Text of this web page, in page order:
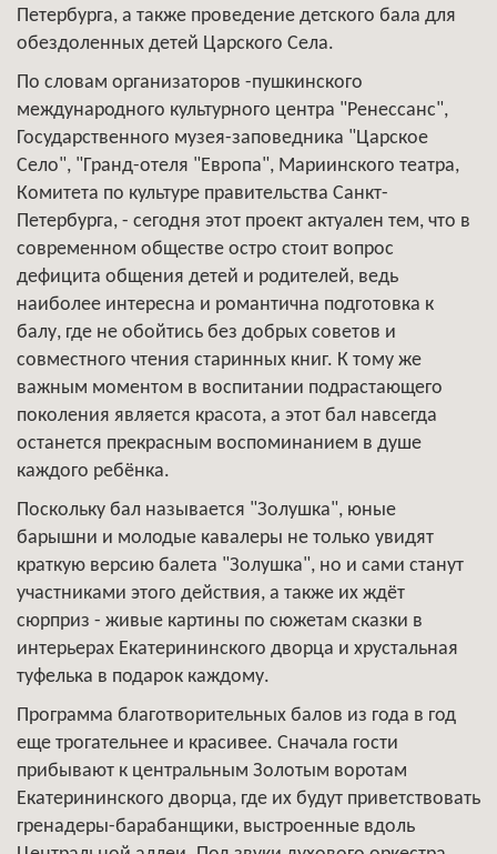
Петербурга, а также проведение детского бала для
обездоленных детей Царского Села.
По словам организаторов -пушкинского
международного культурного центра "Ренессанс",
Государственного музея-заповедника "Царское
Село", "Гранд-отеля "Европа", Мариинского театра,
Комитета по культуре правительства Санкт-
Петербурга, - сегодня этот проект актуален тем, что в
современном обществе остро стоит вопрос
дефицита общения детей и родителей, ведь
наиболее интересна и романтична подготовка к
балу, где не обойтись без добрых советов и
совместного чтения старинных книг. К тому же
важным моментом в воспитании подрастающего
поколения является красота, а этот бал навсегда
останется прекрасным воспоминанием в душе
каждого ребёнка.
Поскольку бал называется "Золушка", юные
барышни и молодые кавалеры не только увидят
краткую версию балета "Золушка", но и сами станут
участниками этого действия, а также их ждёт
сюрприз - живые картины по сюжетам сказки в
интерьерах Екатерининского дворца и хрустальная
туфелька в подарок каждому.
Программа благотворительных балов из года в год
еще трогательнее и красивее. Сначала гости
прибывают к центральным Золотым воротам
Екатерининского дворца, где их будут приветствовать
гренадеры-барабанщики, выстроенные вдоль